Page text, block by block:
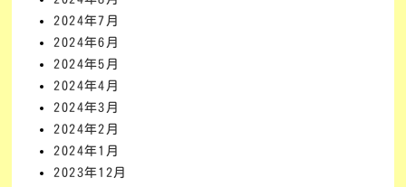
2024年7月
2024年6月
2024年5月
2024年4月
2024年3月
2024年2月
2024年1月
2023年12月